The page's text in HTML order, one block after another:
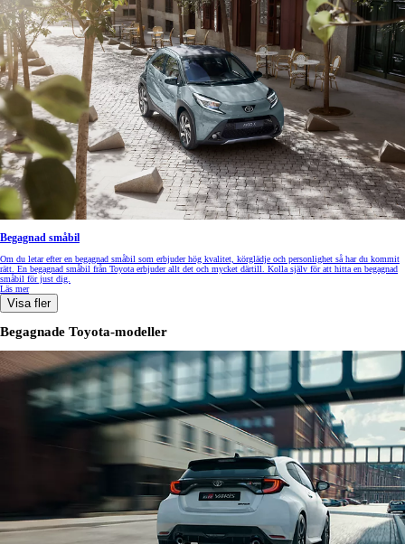
Begagnad småbil
Om du letar efter en begagnad småbil som erbjuder hög kvalitet, körglädje och personlighet så har du kommit
rätt. En begagnad småbil från Toyota erbjuder allt det och mycket därtill. Kolla själv för att hitta en begagnad
småbil för just dig.
Läs mer
Visa fler
Begagnade Toyota-modeller